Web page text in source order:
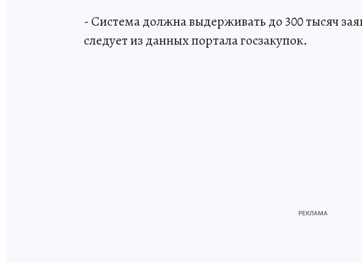
- Система должна выдерживать до 300 тысяч
следует из данных портала госзакупок.